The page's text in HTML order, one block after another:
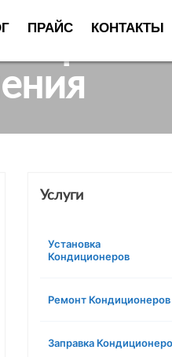
ПРАЙС КОНТАКТЫ
Услуги
Установка
Кондиционеров
Ремонт Кондиционеров
Заправка